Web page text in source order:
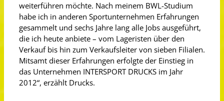
weiterführen möchte. Nach meinem BWL-Studium
habe ich in anderen Sportunternehmen Erfahrungen
gesammelt und sechs Jahre lang alle Jobs ausgeführt,
die ich heute anbiete – vom Lageristen über den
Verkauf bis hin zum Verkaufsleiter von sieben Filialen.
Mitsamt dieser Erfahrungen erfolgte der Einstieg in
das Unternehmen INTERSPORT DRUCKS im Jahr
2012“, erzählt Drucks.